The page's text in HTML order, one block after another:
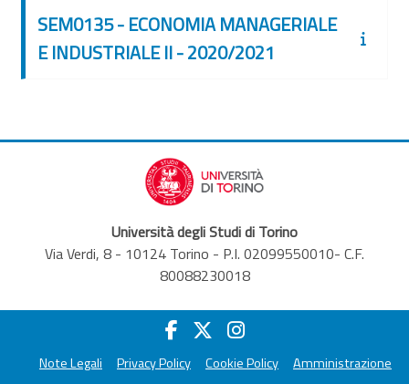
SEM0135 - ECONOMIA MANAGERIALE
E INDUSTRIALE II - 2020/2021
Università degli Studi di Torino
Via Verdi, 8 - 10124 Torino - P.I. 02099550010- C.F.
80088230018
Note Legali Privacy Policy Cookie Policy
Amministrazione